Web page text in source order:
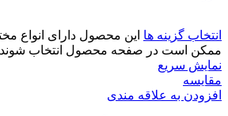
انتخاب گزینه ها این محصول دارای انواع
ممکن است در صفحه محصول انتخاب شوند
نمایش سریع
مقايسه
افزودن به علاقه مندی